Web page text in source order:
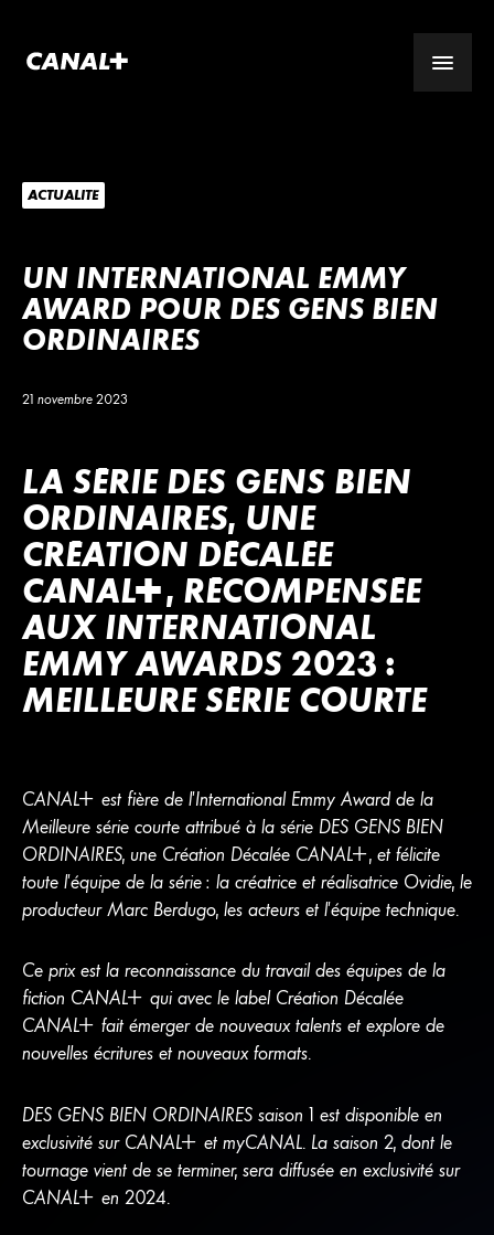
ACTUALITÉ
UN INTERNATIONAL EMMY
AWARD POUR DES GENS BIEN
ORDINAIRES
21 novembre 2023
LA SÉRIE DES GENS BIEN
ORDINAIRES, UNE
CRÉATION DÉCALÉE
CANAL+, RÉCOMPENSÉE
AUX INTERNATIONAL
EMMY AWARDS 2023 :
MEILLEURE SÉRIE COURTE
CANAL+ est fière de l’International Emmy Award de la
Meilleure série courte attribué à la série DES GENS BIEN
ORDINAIRES, une Création Décalée CANAL+, et félicite
toute l’équipe de la série : la créatrice et réalisatrice Ovidie, le
producteur Marc Berdugo, les acteurs et l’équipe technique.
Ce prix est la reconnaissance du travail des équipes de la
fiction CANAL+ qui avec le label Création Décalée
CANAL+ fait émerger de nouveaux talents et explore de
nouvelles écritures et nouveaux formats.
DES GENS BIEN ORDINAIRES saison 1 est disponible en
exclusivité sur CANAL+ et myCANAL. La saison 2, dont le
tournage vient de se terminer, sera diffusée en exclusivité sur
CANAL+ en 2024.